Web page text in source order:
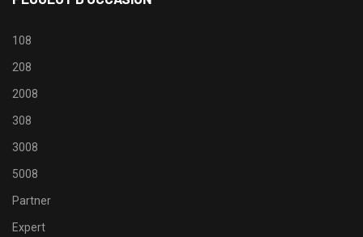
108
208
2008
308
3008
5008
Partner
Expert